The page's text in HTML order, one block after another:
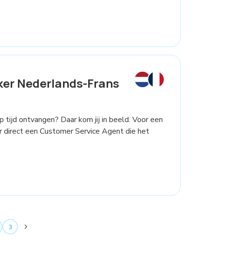
Nederlands-Frans
ontvangen? Daar kom jij in beeld. Voor een
een Customer Service Agent die het
3